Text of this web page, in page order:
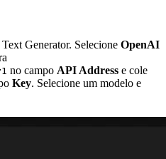
Generator. Selecione OpenAI
no campo API Address e cole
Key. Selecione um modelo e